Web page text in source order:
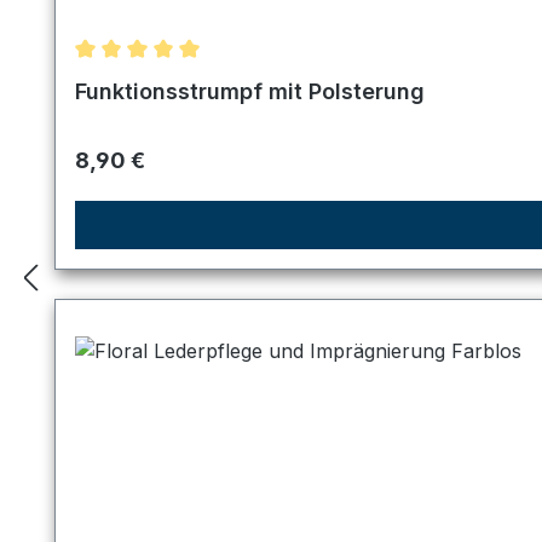
Durchschnittliche Bewertung von 5 von 5 Sternen
Funktionsstrumpf mit Polsterung
Regulärer Preis:
8,90 €